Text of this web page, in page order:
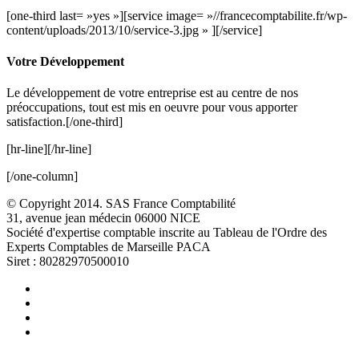
[one-third last= »yes »][service image= »//francecomptabilite.fr/wp-
content/uploads/2013/10/service-3.jpg » ][/service]
Votre Développement
Le développement de votre entreprise est au centre de nos
préoccupations, tout est mis en oeuvre pour vous apporter
satisfaction.[/one-third]
[hr-line][/hr-line]
[/one-column]
© Copyright 2014. SAS France Comptabilité
31, avenue jean médecin 06000 NICE
Société d'expertise comptable inscrite au Tableau de l'Ordre des
Experts Comptables de Marseille PACA
Siret : 80282970500010